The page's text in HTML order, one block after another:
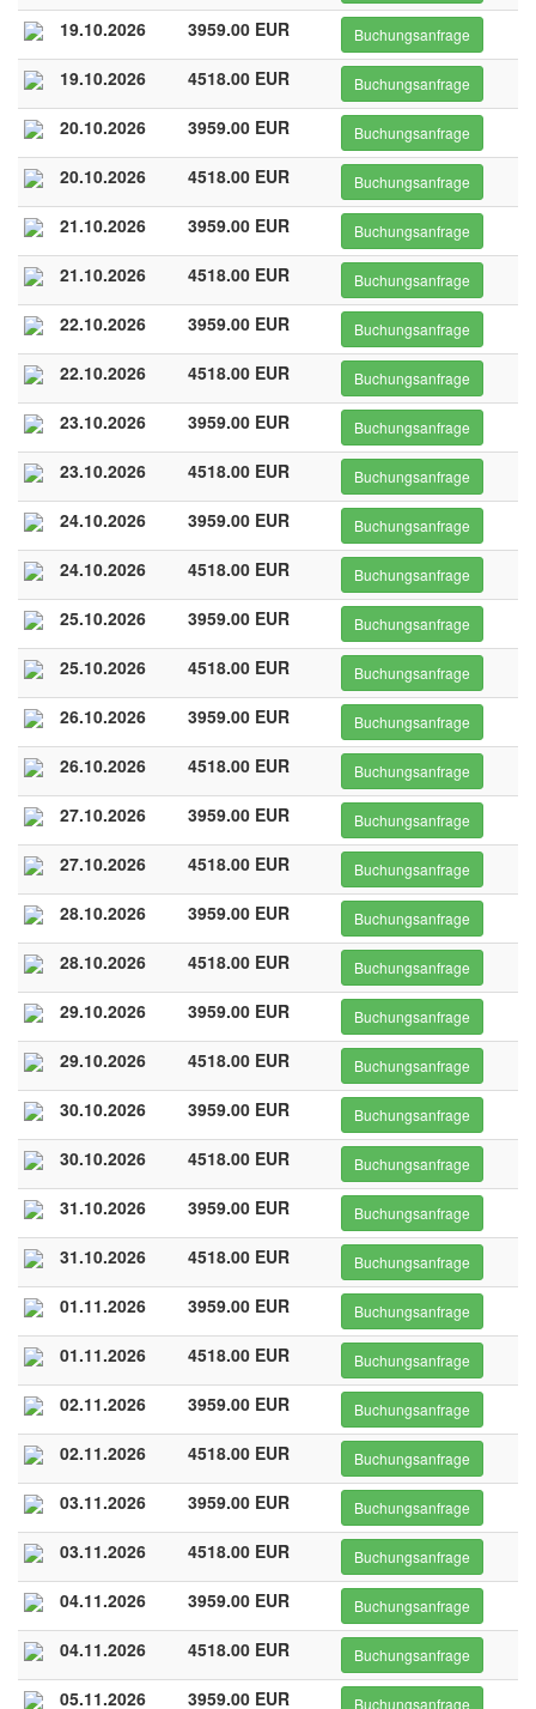
19.10.2026 3959.00 EUR Buchungsanfrage
19.10.2026 4518.00 EUR Buchungsanfrage
20.10.2026 3959.00 EUR Buchungsanfrage
20.10.2026 4518.00 EUR Buchungsanfrage
21.10.2026 3959.00 EUR Buchungsanfrage
21.10.2026 4518.00 EUR Buchungsanfrage
22.10.2026 3959.00 EUR Buchungsanfrage
22.10.2026 4518.00 EUR Buchungsanfrage
23.10.2026 3959.00 EUR Buchungsanfrage
23.10.2026 4518.00 EUR Buchungsanfrage
24.10.2026 3959.00 EUR Buchungsanfrage
24.10.2026 4518.00 EUR Buchungsanfrage
25.10.2026 3959.00 EUR Buchungsanfrage
25.10.2026 4518.00 EUR Buchungsanfrage
26.10.2026 3959.00 EUR Buchungsanfrage
26.10.2026 4518.00 EUR Buchungsanfrage
27.10.2026 3959.00 EUR Buchungsanfrage
27.10.2026 4518.00 EUR Buchungsanfrage
28.10.2026 3959.00 EUR Buchungsanfrage
28.10.2026 4518.00 EUR Buchungsanfrage
29.10.2026 3959.00 EUR Buchungsanfrage
29.10.2026 4518.00 EUR Buchungsanfrage
30.10.2026 3959.00 EUR Buchungsanfrage
30.10.2026 4518.00 EUR Buchungsanfrage
31.10.2026 3959.00 EUR Buchungsanfrage
31.10.2026 4518.00 EUR Buchungsanfrage
01.11.2026 3959.00 EUR Buchungsanfrage
01.11.2026 4518.00 EUR Buchungsanfrage
02.11.2026 3959.00 EUR Buchungsanfrage
02.11.2026 4518.00 EUR Buchungsanfrage
03.11.2026 3959.00 EUR Buchungsanfrage
03.11.2026 4518.00 EUR Buchungsanfrage
04.11.2026 3959.00 EUR Buchungsanfrage
04.11.2026 4518.00 EUR Buchungsanfrage
05.11.2026 3959.00 EUR Buchungsanfrage